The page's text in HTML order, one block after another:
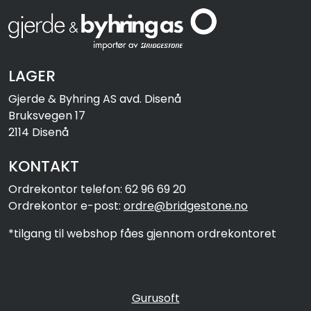
LAGER
Gjerde & Byhring AS avd. Disenå
Bruksvegen 17
2114 Disenå
KONTAKT
Ordrekontor telefon: 62 96 69 20
Ordrekontor e-post: ordre@bridgestone.no
*tilgang til webshop fåes gjennom ordrekontoret
Gurusoft